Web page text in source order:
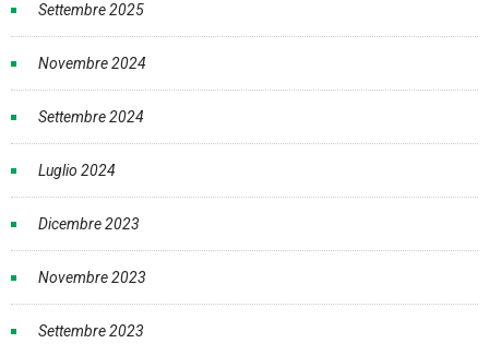
Settembre 2025
Novembre 2024
Settembre 2024
Luglio 2024
Dicembre 2023
Novembre 2023
Settembre 2023